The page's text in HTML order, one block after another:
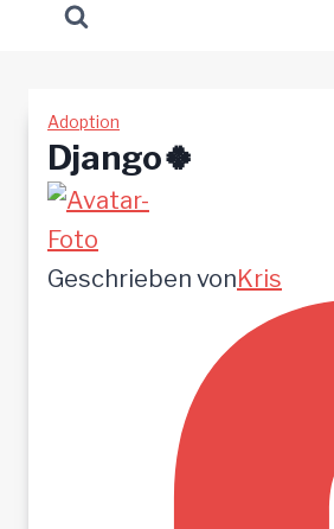
Adoption
Django🍀
Geschrieben vonKris